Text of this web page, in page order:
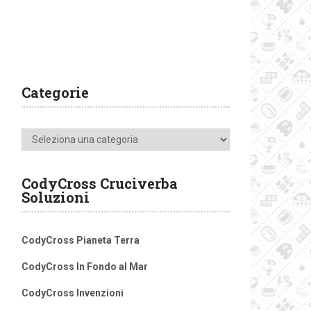
Categorie
Categorie
CodyCross Cruciverba
Soluzioni
CodyCross Pianeta Terra
CodyCross In Fondo al Mar
CodyCross Invenzioni